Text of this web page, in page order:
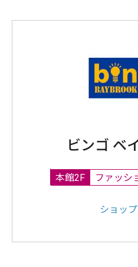
ビンゴ ベ
本館2F ファッシ
ショッ